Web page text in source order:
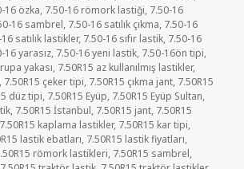
16 özka, 7.50-16 römork lastiği, 7.50-16
16 sambrel, 7.50-16 satılık çıkma, 7.50-16
satılık lastikler, 7.50-16 sıfır lastik, 7.50-16
16 yarasız, 7.50-16 yeni lastik, 7.50-16ön tipi,
yakası, 7.50R15 az kullanılmış lastikler,
, 7.50R15 çeker tipi, 7.50R15 çıkma jant, 7.50R15
düz tipi, 7.50R15 Eyüp, 7.50R15 Eyüp Sultan,
, 7.50R15 İstanbul, 7.50R15 jant, 7.50R15
7.50R15 kaplama lastikler, 7.50R15 kar tipi,
lastik ebatları, 7.50R15 lastik fiyatları,
römork lastikleri, 7.50R15 sambrel,